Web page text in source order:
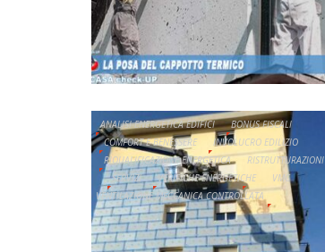
ANALISI ENERGETICA EDIFICI
BONUS FISCALI
COMFORT E BENESSERE
INVOLUCRO EDILIZIO
RIQUALIFICAZIONE ENERGETICA
RISTRUTTURAZIONI
SERVIZI
VERIFICHE ENERGETICHE
VMC
VENTILAZIONE MECCANICA CONTROLLATA